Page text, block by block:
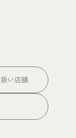
い店舗